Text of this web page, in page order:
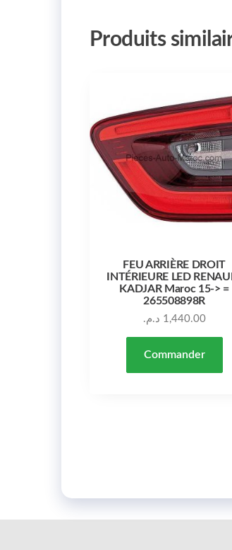
Produits
FEU ARRIÈRE DROIT
INTÉRIEURE LED
KADJAR Maroc 15-> =
265508898R
1,440.00 د.م.
Commander